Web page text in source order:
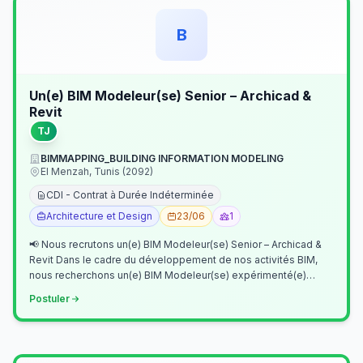
B
Un(e) BIM Modeleur(se) Senior – Archicad &
Revit
TJ
BIMMAPPING_BUILDING INFORMATION MODELING
El Menzah, Tunis (2092)
CDI - Contrat à Durée Indéterminée
Architecture et Design
23/06 1
📢 Nous recrutons un(e) BIM Modeleur(se) Senior – Archicad &
Revit Dans le cadre du développement de nos activités BIM,
nous recherchons un(e) BIM Modeleur(se) expérimenté(e)
Postuler